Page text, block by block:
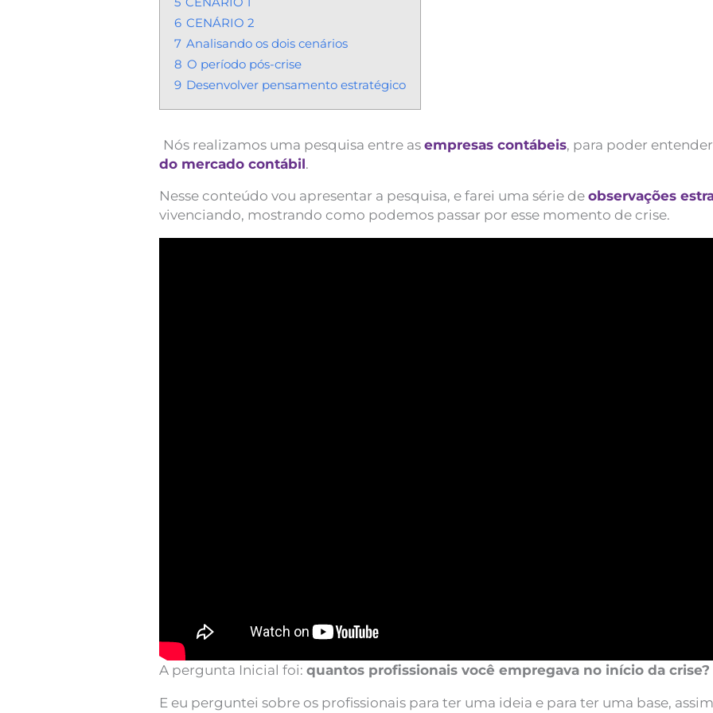
6 CENÁRIO 2
7 Analisando os dois cenários
8 O período pós-crise
9 Desenvolver pensamento estratégico
Nós realizamos uma pesquisa entre as empresas contábeis, para poder
do mercado contábil.
Nesse conteúdo vou apresentar a pesquisa, e farei uma série de observações
vivenciando, mostrando como podemos passar por esse momento de crise.
A pergunta Inicial foi: quantos profissionais você empregava no início da crise?
E eu perguntei sobre os profissionais para ter uma ideia e para ter uma base,